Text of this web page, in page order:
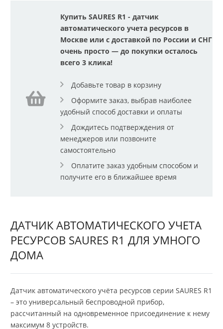
Купить SAURES R1 - датчик
автоматического учета ресурсов в
Москве или с доставкой по России и СНГ
очень просто — до покупки осталось
всего 3 клика!
Добавьте товар в корзину
Оформите заказ, выбрав наиболее
удобный способ доставки и оплаты
Дождитесь подтверждения от
менеджеров или позвоните
самостоятельно
Оплатите заказ удобным способом и
получите его в ближайшее время
ДАТЧИК АВТОМАТИЧЕСКОГО УЧЕТА
РЕСУРСОВ SAURES R1 ДЛЯ УМНОГО
ДОМА
Датчик автоматического учёта ресурсов серии SAURES R1
– это универсальный беспроводной прибор,
рассчитанный на одновременное присоединение к нему
максимум 8 устройств.